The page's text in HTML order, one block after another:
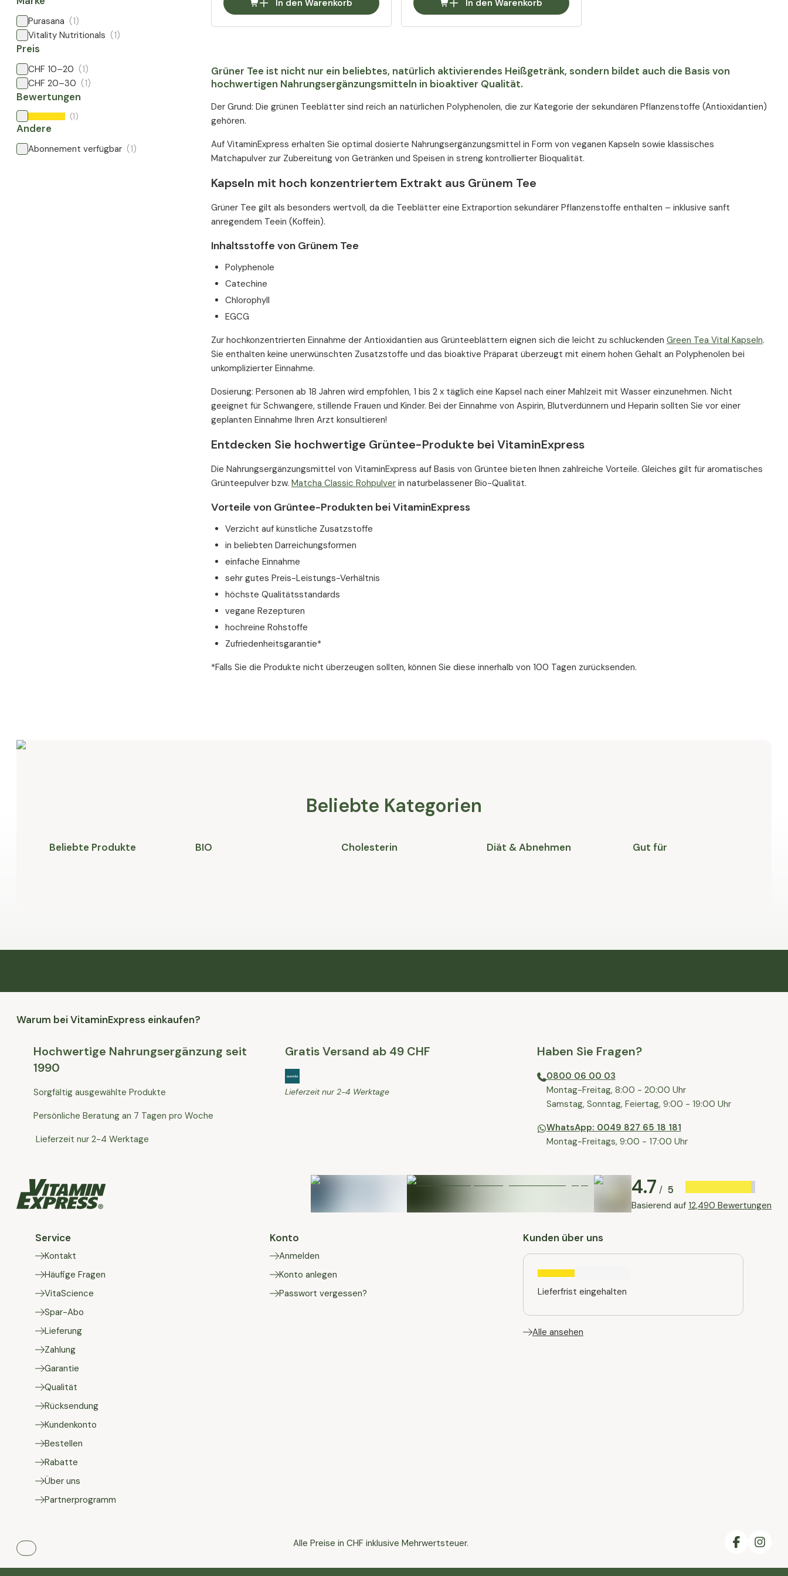
Purasana (1)
Vitality Nutritionals (1)
Preis
CHF 10–20 (1)
CHF 20–30 (1)
Bewertungen
(1)
Andere
Abonnement verfügbar (1)
In den Warenkorb In den Warenkorb
Grüner Tee ist nicht nur ein beliebtes, natürlich aktivierendes Heißgetränk, sondern bildet auch die Basis von
hochwertigen Nahrungsergänzungsmitteln in bioaktiver Qualität.
Der Grund: Die grünen Teeblätter sind reich an natürlichen Polyphenolen, die zur Kategorie der sekundären Pflanzenstoffe (Antioxidantien)
gehören.
Auf VitaminExpress erhalten Sie optimal dosierte Nahrungsergänzungsmittel in Form von veganen Kapseln sowie klassisches
Matchapulver zur Zubereitung von Getränken und Speisen in streng kontrollierter Bioqualität.
Kapseln mit hoch konzentriertem Extrakt aus Grünem Tee
Grüner Tee gilt als besonders wertvoll, da die Teeblätter eine Extraportion sekundärer Pflanzenstoffe enthalten – inklusive sanft
anregendem Teein (Koffein).
Inhaltsstoffe von Grünem Tee
Polyphenole
Catechine
Chlorophyll
EGCG
Zur hochkonzentrierten Einnahme der Antioxidantien aus Grünteeblättern eignen sich die leicht zu schluckenden Green Tea Vital Kapseln.
Sie enthalten keine unerwünschten Zusatzstoffe und das bioaktive Präparat überzeugt mit einem hohen Gehalt an Polyphenolen bei
unkomplizierter Einnahme.
Dosierung: Personen ab 18 Jahren wird empfohlen, 1 bis 2 x täglich eine Kapsel nach einer Mahlzeit mit Wasser einzunehmen. Nicht
geeignet für Schwangere, stillende Frauen und Kinder. Bei der Einnahme von Aspirin, Blutverdünnern und Heparin sollten Sie vor einer
geplanten Einnahme Ihren Arzt konsultieren!
Entdecken Sie hochwertige Grüntee-Produkte bei VitaminExpress
Die Nahrungsergänzungsmittel von VitaminExpress auf Basis von Grüntee bieten Ihnen zahlreiche Vorteile. Gleiches gilt für aromatisches
Grünteepulver bzw. Matcha Classic Rohpulverin naturbelassener Bio-Qualität.
Vorteile von Grüntee-Produkten bei VitaminExpress
Verzicht auf künstliche Zusatzstoffe
in beliebten Darreichungsformen
einfache Einnahme
sehr gutes Preis-Leistungs-Verhältnis
höchste Qualitätsstandards
vegane Rezepturen
hochreine Rohstoffe
Zufriedenheitsgarantie*
*Falls Sie die Produkte nicht überzeugen sollten, können Sie diese innerhalb von 100 Tagen zurücksenden.
Beliebte Kategorien
Beliebte Produkte BIO Cholesterin Diät & Abnehmen Gut für
Warum bei VitaminExpress einkaufen?
Hochwertige Nahrungsergänzung seit
1990
Sorgfältig ausgewählte Produkte
Persönliche Beratung an 7 Tagen pro Woche
Lieferzeit nur 2-4 Werktage
Gratis Versand ab 49 CHF
Lieferzeit nur 2-4 Werktage
Haben Sie Fragen?
0800 06 00 03
⁠Montag-Freitag, 8:00 - 20:00 Uhr
⁠Samstag, Sonntag, Feiertag, 9:00 - 19:00 Uhr
WhatsApp: 0049 827 65 18 181
Montag-Freitags, 9:00 - 17:00 Uhr
4.7 / 5
Basierend auf 12,490 Bewertungen
Service
Kontakt
Häufige Fragen
VitaScience
Spar-Abo
Lieferung
Zahlung
Garantie
Qualität
Rücksendung
Kundenkonto
Bestellen
Rabatte
Über uns
Partnerprogramm
Konto
Anmelden
Konto anlegen
Passwort vergessen?
Kunden über uns
Lieferfrist eingehalten
Alle ansehen
Alle Preise in CHF inklusive Mehrwertsteuer.